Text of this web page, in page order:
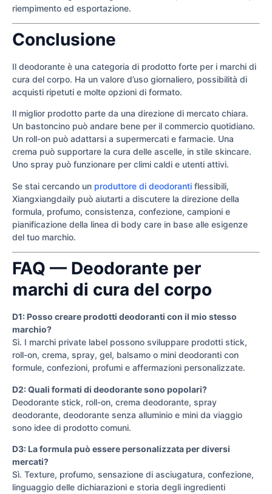
riempimento ed esportazione.
Conclusione
Il deodorante è una categoria di prodotto forte per i marchi di
cura del corpo. Ha un valore d’uso giornaliero, possibilità di
acquisti ripetuti e molte opzioni di formato.
Il miglior prodotto parte da una direzione di mercato chiara.
Un bastoncino può andare bene per il commercio quotidiano.
Un roll-on può adattarsi a supermercati e farmacie. Una
crema può supportare la cura delle ascelle, in stile skincare.
Uno spray può funzionare per climi caldi e utenti attivi.
Se stai cercando un produttore di deodoranti flessibili,
Xiangxiangdaily può aiutarti a discutere la direzione della
formula, profumo, consistenza, confezione, campioni e
pianificazione della linea di body care in base alle esigenze
del tuo marchio.
FAQ — Deodorante per
marchi di cura del corpo
D1: Posso creare prodotti deodoranti con il mio stesso
marchio?
Sì. I marchi private label possono sviluppare prodotti stick,
roll-on, crema, spray, gel, balsamo o mini deodoranti con
formule, confezioni, profumi e affermazioni personalizzate.
D2: Quali formati di deodorante sono popolari?
Deodorante stick, roll-on, crema deodorante, spray
deodorante, deodorante senza alluminio e mini da viaggio
sono idee di prodotto comuni.
D3: La formula può essere personalizzata per diversi
mercati?
Sì. Texture, profumo, sensazione di asciugatura, confezione,
linguaggio delle dichiarazioni e storia degli ingredienti